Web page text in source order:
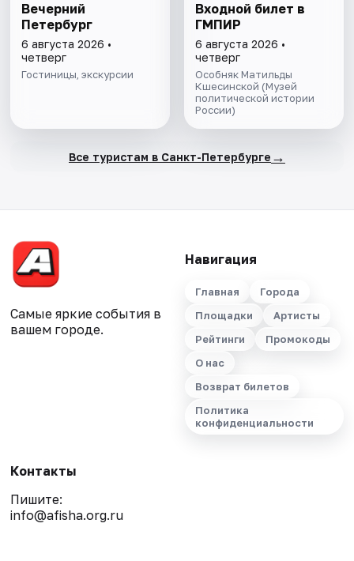
Вечерний
Петербург
6 августа 2026 •
четверг
Гостиницы, экскурсии
Входной билет в
ГМПИР
6 августа 2026 •
четверг
Особняк Матильды
Кшесинской (Музей
политической истории
России)
Все туристам в Санкт-Петербурге →
Самые яркие события в
вашем городе.
Навигация
Главная
Города
Площадки
Артисты
Рейтинги
Промокоды
О нас
Возврат билетов
Политика
конфиденциальности
Контакты
Пишите:
info@afisha.org.ru